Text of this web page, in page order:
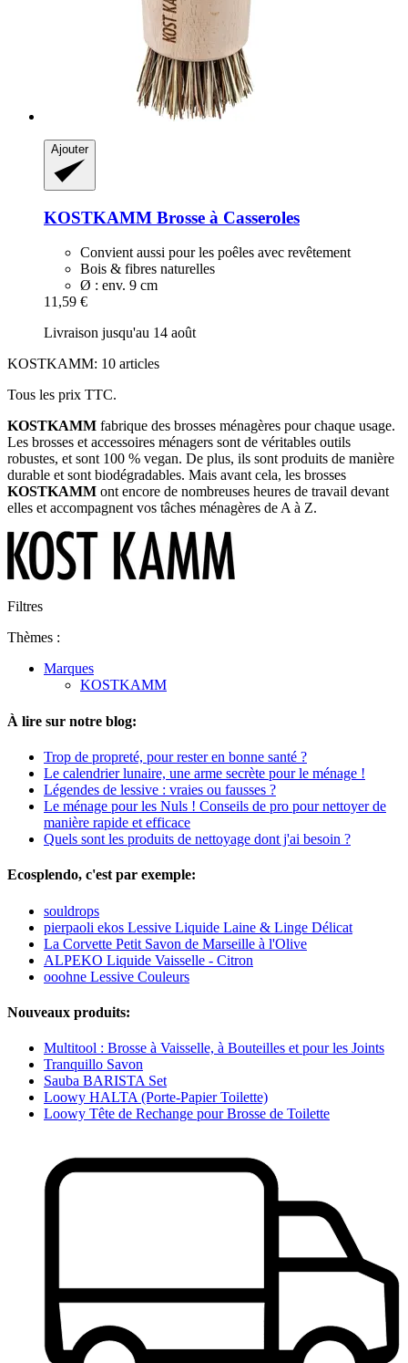
Ajouter
KOSTKAMM Brosse à Casseroles
Convient aussi pour les poêles avec revêtement
Bois & fibres naturelles
Ø : env. 9 cm
11,59 €
Livraison jusqu'au 14 août
KOSTKAMM: 10 articles
Tous les prix TTC.
KOSTKAMM fabrique des brosses ménagères pour chaque usage.
Les brosses et accessoires ménagers sont de véritables outils
robustes, et sont 100 % vegan. De plus, ils sont produits de manière
durable et sont biodégradables. Mais avant cela, les brosses
KOSTKAMM ont encore de nombreuses heures de travail devant
elles et accompagnent vos tâches ménagères de A à Z.
Filtres
Thèmes :
Marques
KOSTKAMM
À lire sur notre blog:
Trop de propreté, pour rester en bonne santé ?
Le calendrier lunaire, une arme secrète pour le ménage !
Légendes de lessive : vraies ou fausses ?
Le ménage pour les Nuls ! Conseils de pro pour nettoyer de
manière rapide et efficace
Quels sont les produits de nettoyage dont j'ai besoin ?
Ecosplendo, c'est par exemple:
souldrops
pierpaoli ekos Lessive Liquide Laine & Linge Délicat
La Corvette Petit Savon de Marseille à l'Olive
ALPEKO Liquide Vaisselle - Citron
ooohne Lessive Couleurs
Nouveaux produits:
Multitool : Brosse à Vaisselle, à Bouteilles et pour les Joints
Tranquillo Savon
Sauba BARISTA Set
Loowy HALTA (Porte-Papier Toilette)
Loowy Tête de Rechange pour Brosse de Toilette